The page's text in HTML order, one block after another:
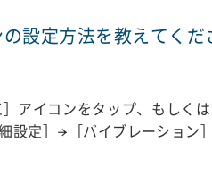
設定方法を教えてくだ
アイコンをタップ、もしく
設定］→［バイブレーション